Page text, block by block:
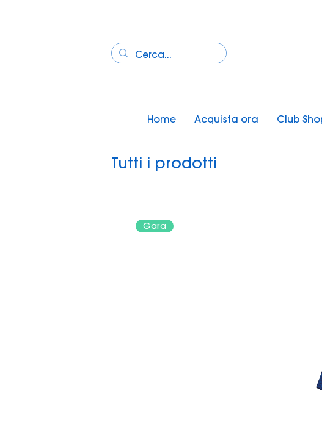
Home Acquista ora Club
Tutti i prodotti
Gara